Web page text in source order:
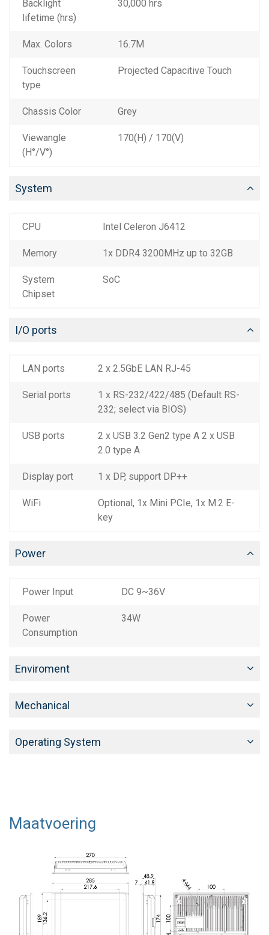
Backlight
lifetime (hrs)
30,000 hrs
Max. Colors 16.7M
Touchscreen
type
Projected Capacitive Touch
Chassis Color Grey
Viewangle
(H°/V°)
170(H) / 170(V)
System
CPU Intel Celeron J6412
Memory 1x DDR4 3200MHz up to 32GB
System
Chipset
SoC
I/O ports
LAN ports 2 x 2.5GbE LAN RJ-45
Serial ports
1 x RS-232/422/485 (Default RS-
232; select via BIOS)
USB ports
2 x USB 3.2 Gen2 type A 2 x USB
2.0 type A
Display port 1 x DP, support DP++
WiFi
Optional, 1x Mini PCIe, 1x M.2 E-
key
Power
Power Input DC 9~36V
Power
Consumption
34W
Enviroment
Mechanical
Operating System
Maatvoering